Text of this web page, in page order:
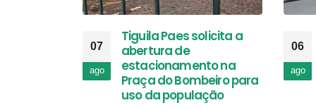
07
ago
Tiguila Paes solicita a
abertura de
estacionamento na
Praça do Bombeiro para
uso da população
06
ago